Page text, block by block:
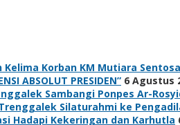
Kelima Korban KM Mutiara
ABSOLUT PRESIDEN” 6 Agustus
Sambangi Ponpes Ar-
Silaturahmi ke
Hadapi Kekeringan dan Karhutla